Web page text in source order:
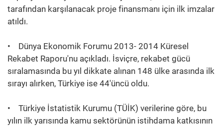
tarafından karşılanacak proje finansmanı için ilk imzalar
atıldı.
• Dünya Ekonomik Forumu 2013- 2014 Küresel
Rekabet Raporu'nu açıkladı. İsviçre, rekabet gücü
sıralamasında bu yıl dikkate alınan 148 ülke arasında ilk
sırayı alırken, Türkiye ise 44'üncü oldu.
• Türkiye İstatistik Kurumu (TÜİK) verilerine göre, bu
yılın ilk yarısında kamu sektörünün istihdama katkısının